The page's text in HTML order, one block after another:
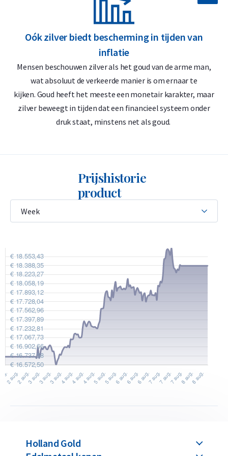
de productiemethode. Voor de waarde maakt dit geen
zilverbaren verkopen? Holland Gold biedt een
terugkoopgarantie op alle zilverbaren die u bij ons heeft
gekocht. Onder het kopje ‘verkopen aan ons’ op onze website
kunt u zien wat wij voor de munt betalen.
Oók zilver biedt bescherming in tijden van
inflatie
Mensen beschouwen zilver als het goud van de arme man,
wat absoluut de verkeerde manier is om ernaar te
kijken. Goud heeft het meeste een monetair karakter, maar
zilver beweegt in tijden dat een financieel systeem onder
druk staat, minstens net als goud.
Prijshistorie
product
Holland Gold